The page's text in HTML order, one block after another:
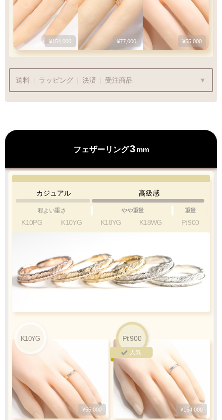
¥154,000 ¥77,000 ¥55,000
送料 ラッピング 決済 受注商品
ラッピングも承っております
プレゼント用でも安心してご利用いただけます
ラッピング
1商品¥1,100
最適なケースで
お届けします
クロネコwebコレクト／カード決済
ご利用限度額
1回のお買い物
¥300,000迄
銀行振込
ご注文完了後、メールに記載の指定口座へ
『5 日以内 にお振込をお願い致します
フェザーリング3mm
カジュアル 高級感
程よい重さ やや重量 重量
K10PG K10YG K18YG K18WG Pt900
K10YG
¥55,000
Pt900
人気
¥154,000